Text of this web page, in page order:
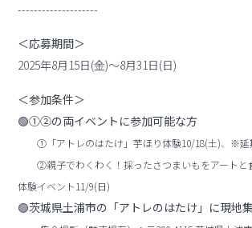
--------------------
＜応募期間＞
2025年8月15日(金)～8月31日(日)
＜参加条件＞
🟢①②の両イベントに参加可能な方
①「アトレのはたけ」芋ほり体験10/18(土)、※延
②親子でわくわく！採ったさつまいもをアートと
体験イベント11/9(日)
🟢茨城県土浦市の「アトレのはたけ」に現地